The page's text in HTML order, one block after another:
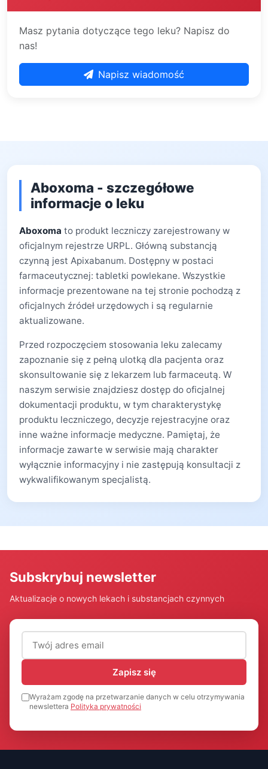
Masz pytania dotyczące tego leku? Napisz do
nas!
Napisz wiadomość
Aboxoma - szczegółowe
informacje o leku
Aboxoma to produkt leczniczy zarejestrowany w
oficjalnym rejestrze URPL. Główną substancją
czynną jest Apixabanum. Dostępny w postaci
farmaceutycznej: tabletki powlekane. Wszystkie
informacje prezentowane na tej stronie pochodzą z
oficjalnych źródeł urzędowych i są regularnie
aktualizowane.
Przed rozpoczęciem stosowania leku zalecamy
zapoznanie się z pełną ulotką dla pacjenta oraz
skonsultowanie się z lekarzem lub farmaceutą. W
naszym serwisie znajdziesz dostęp do oficjalnej
dokumentacji produktu, w tym charakterystykę
produktu leczniczego, decyzje rejestracyjne oraz
inne ważne informacje medyczne. Pamiętaj, że
informacje zawarte w serwisie mają charakter
wyłącznie informacyjny i nie zastępują konsultacji z
wykwalifikowanym specjalistą.
Subskrybuj newsletter
Aktualizacje o nowych lekach i substancjach czynnych
Adres email (wymagany)
Zapisz się
Wyrażam zgodę na przetwarzanie danych w celu otrzymywania
newslettera Polityka prywatności